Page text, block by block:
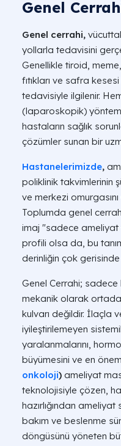
Genel
Genel cerrahi,
yollarla tedavisini
Genellikle tiroid,
fıtıkları ve safra
tedavisiyle ilgilenir.
(laparoskopik)
hastaların sağlık
çözümler sunan bir
Hastanelerimizde,
poliklinik takvimlerinin
ve merkezi omurgasını
Toplumda genel
imaj "sadece
profili olsa da, bu
derinliğin çok
Genel Cerrahi; sadece
mekanik olarak
kulvarı değildir. İlaçla
iyileştirilemeyen
yaralanmalarını,
büyümesini ve en
onkoloji) ameliyat
teknolojisiyle çözen,
hazırlığından
bakım ve beslenme
döngüsünü yöneten